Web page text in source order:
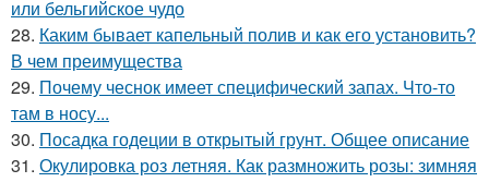
или бельгийское чудо
28. Каким бывает капельный полив и как его установить?
В чем преимущества
29. Почему чеснок имеет специфический запах. Что-то
там в носу...
30. Посадка годеции в открытый грунт. Общее описание
31. Окулировка роз летняя. Как размножить розы: зимняя